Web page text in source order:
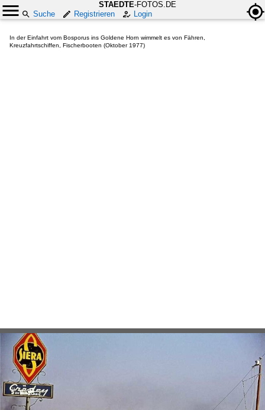
STAEDTE-FOTOS.DE
Suche
Registrieren Login
In der Einfahrt vom Bosporus ins Goldene Horn wimmelt es von Fähren,
Kreuzfahrtschiffen, Fischerbooten (Oktober 1977)